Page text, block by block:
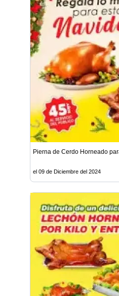
Pierna de Cerdo Horneado
el 09 de Diciembre del 2024